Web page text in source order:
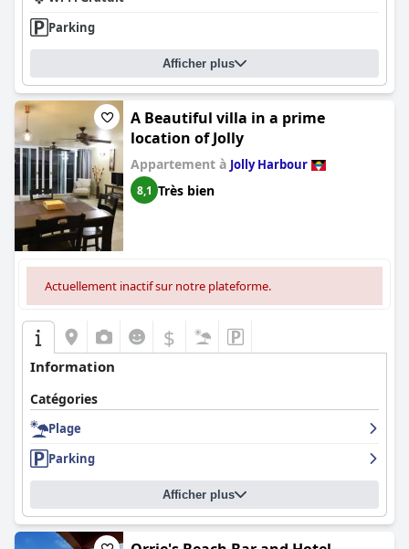
Parking
Afficher plus
A Beautiful villa in a prime
location of Jolly
Appartement à Jolly Harbour
8,1 Très bien
Actuellement inactif sur notre plateforme.
$
Information
Catégories
Plage
Parking
Afficher plus